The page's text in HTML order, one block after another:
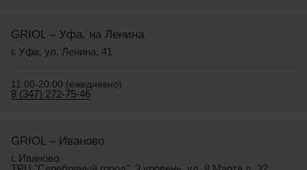
GRIOL – Уфа, на Ленина
г. Уфа, ул. Ленина, 41
11:00-20:00 (ежедневно)
8 (347) 272-75-46
GRIOL – Иваново
г. Иваново